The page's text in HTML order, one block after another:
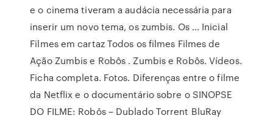
e o cinema tiveram a audácia necessária para
inserir um novo tema, os zumbis. Os … Inicial
Filmes em cartaz Todos os filmes Filmes de
Ação Zumbis e Robôs . Zumbis e Robôs. Vídeos.
Ficha completa. Fotos. Diferenças entre o filme
da Netflix e o documentário sobre o SINOPSE
DO FILME: Robôs – Dublado Torrent BluRay